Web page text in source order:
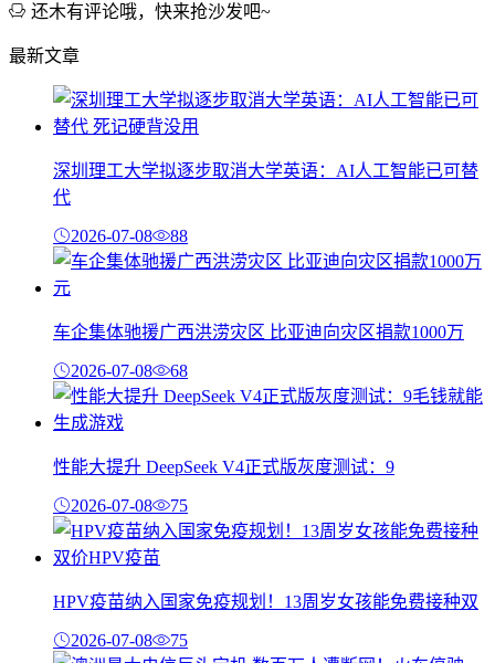
还木有评论哦，快来抢沙发吧~
最新文章
深圳理工大学拟逐步取消大学英语：AI人工智能已可替
代
2026-07-08 88
车企集体驰援广西洪涝灾区 比亚迪向灾区捐款1000万
2026-07-08 68
性能大提升 DeepSeek V4正式版灰度测试：9
2026-07-08 75
HPV疫苗纳入国家免疫规划！13周岁女孩能免费接种双
2026-07-08 75